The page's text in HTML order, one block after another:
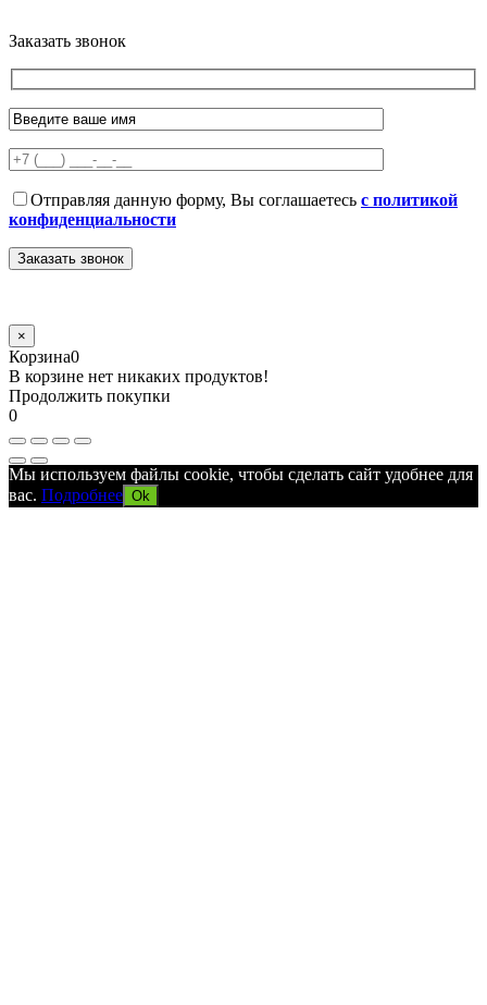
Заказать звонок
Отправляя данную форму, Вы соглашаетесь с политикой
конфиденциальности
×
Корзина0
В корзине нет никаких продуктов!
Продолжить покупки
0
Мы используем файлы cookie, чтобы сделать сайт удобнее для
вас. Подробнее Ok